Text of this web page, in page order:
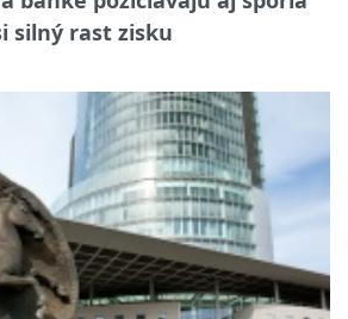
silný rast zisku